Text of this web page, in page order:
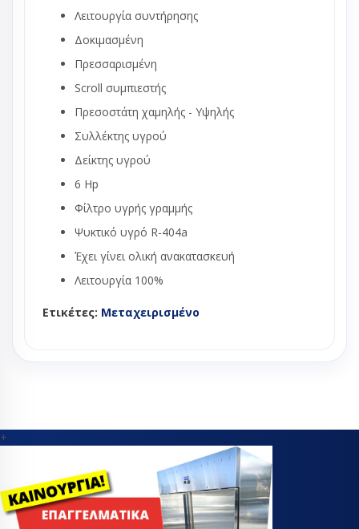
Λειτουργία συντήρησης
Δοκιμασμένη
Πρεσσαρισμένη
Scroll συμπιεστής
Πρεσοστάτη χαμηλής - Υψηλής
Συλλέκτης υγρού
Δείκτης υγρού
6 Hp
Φίλτρο υγρής γραμμής
Ψυκτικό υγρό R-404a
Έχει γίνει ολική ανακατασκευή
Λειτουργία 100%
Ετικέτες: Μεταχειρισμένο
+